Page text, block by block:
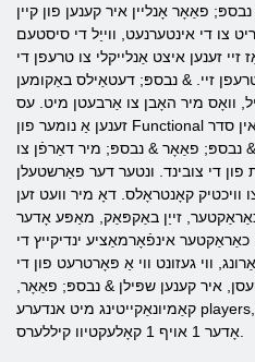
פאַאָר אָנליין איר קענען פון קיין
צו די אינטערנעט, ווייַל די סיסטעם
זיי זענען איצט אַנלייקלי צו טרעפן די
זיי. & נבספּ; דעטאַילס באַקומען
וואָס מיר האָבן צו אַרבעטן מיט. עס
זענען אַ נומער פון Functional פֿענצטער און ציען-אַראָפּ מעניוז. אין סדר
& נבספּ; פאַאָר & נבספּ; מיר דאַרפֿן צו
פון די צובינד. ונטער דער פאַרשטעלן
וויכטיק קאָנטראָלס. דאָ מיר וועט זען
כאַראַקטער, זייַן באַקפּאַק, מאַפּע אָדער
אינפֿאָרמאַציע ינדיקייץ די
ווי געזונט ווי אַ פּאָרטרעט פון די
איר קענען שפּילן & נבספּ; פאַאָר,
קאַמיונאַקייטינג מיט אנדערע players, אָרגאַניזירן פיגהץ אין דער גרופּע